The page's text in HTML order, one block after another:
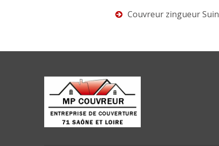
Couvreur zingueur Suin